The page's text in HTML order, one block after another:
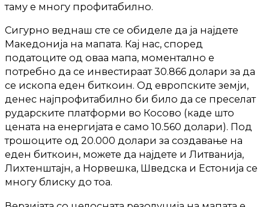
таму е многу профитабилно.
Сигурно веднаш сте се обиделе да ја најдете
Македонија на мапата. Кај нас, според
податоците од оваа мапа, моментално е
потребно да се инвестираат 30.866 долари за да
се ископа еден биткоин. Од европските земји,
денес најпрофитабилно би било да се преселат
рударските платформи во Косово (каде што
цената на енергијата е само 10.560 долари). Под
трошоците од 20.000 долари за создавање на
еден биткоин, можете да најдете и Литванија,
Лихтенштајн, а Норвешка, Шведска и Естонија се
многу блиску до тоа.